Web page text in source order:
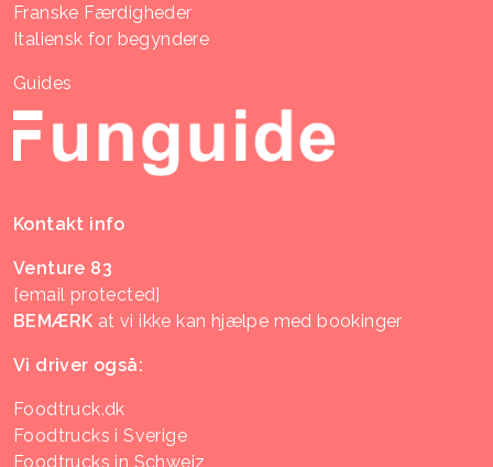
Franske Færdigheder
Italiensk for begyndere
Guides
Kontakt info
Venture 83
[email protected]
BEMÆRK at vi ikke kan hjælpe med bookinger
Vi driver også:
Foodtruck.dk
Foodtrucks i Sverige
Foodtrucks in Schweiz